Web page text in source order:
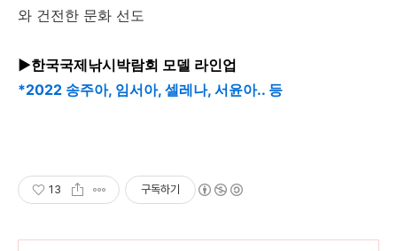
와 건전한 문화 선도
▶한국국제낚시박람회 모델 라인업
*2022 송주아, 임서아, 셀레나, 서윤아.. 등
13 구독하기